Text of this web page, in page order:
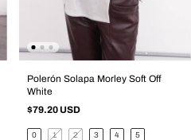
Polerón Solapa Morley Soft Off
White
$79.20 USD
0 1 2 3 4 5